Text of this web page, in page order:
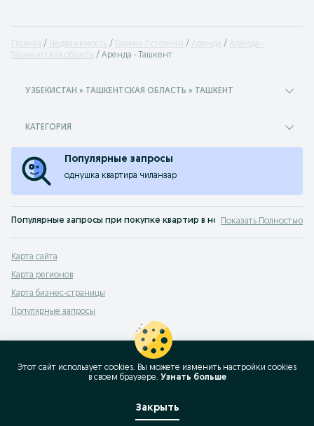
Главная Недвижимость Гаражи / стоянки Аренда
Аренда -
Ташкентская область
Аренда - Ташкент
УЗБЕКИСТАН » ТАШКЕНТСКАЯ ОБЛАСТЬ » ТАШКЕНТ
КАТЕГОРИЯ
Популярные запросы
однушка квартира чиланзар
Популярные запросы при покупке квартир в новостройках
новостройки в ташкенте с готовым ремонтом,купить квартиру в
Показать Полностью
Карта сайта
Карта регионов
Карта бизнес-страницы
Популярные запросы
Этот сайт использует cookies. Вы можете изменить настройки cookies
в своeм браузере. Узнать больше
Закрыть